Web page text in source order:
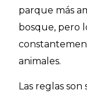
parque más
bosque, pero
animales.
Las reglas